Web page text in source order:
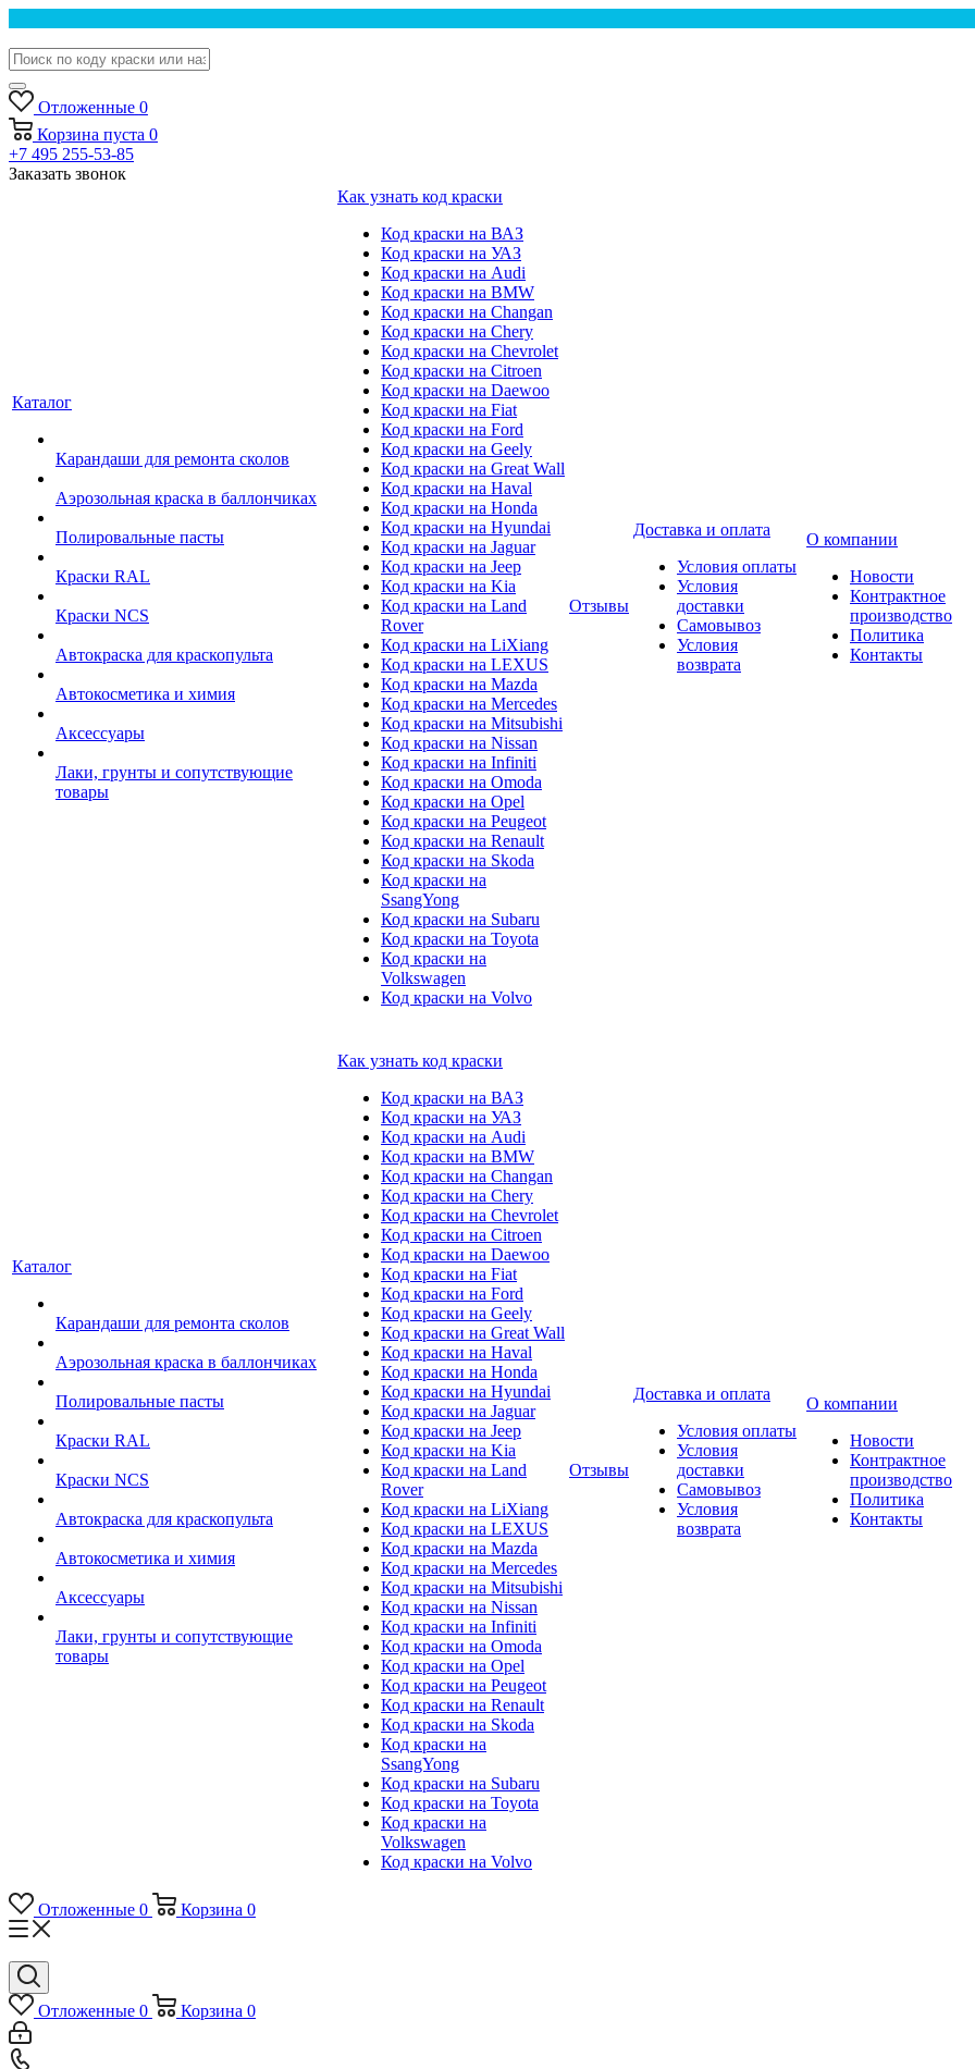
Отложенные 0
Корзина пуста 0
+7 495 255-53-85
Заказать звонок
Каталог
Карандаши для ремонта сколов
Аэрозольная краска в баллончиках
Полировальные пасты
Краски RAL
Краски NCS
Автокраска для краскопульта
Автокосметика и химия
Аксессуары
Лаки, грунты и сопутствующие
товары
Как узнать код краски
Код краски на ВАЗ
Код краски на УАЗ
Код краски на Audi
Код краски на BMW
Код краски на Changan
Код краски на Chery
Код краски на Chevrolet
Код краски на Citroen
Код краски на Daewoo
Код краски на Fiat
Код краски на Ford
Код краски на Geely
Код краски на Great Wall
Код краски на Haval
Код краски на Honda
Код краски на Hyundai
Код краски на Jaguar
Код краски на Jeep
Код краски на Kia
Код краски на Land
Rover
Код краски на LiXiang
Код краски на LEXUS
Код краски на Mazda
Код краски на Mercedes
Код краски на Mitsubishi
Код краски на Nissan
Код краски на Infiniti
Код краски на Omoda
Код краски на Opel
Код краски на Peugeot
Код краски на Renault
Код краски на Skoda
Код краски на
SsangYong
Код краски на Subaru
Код краски на Toyota
Код краски на
Volkswagen
Код краски на Volvo
Отзывы
Доставка и оплата
Условия оплаты
Условия
доставки
Самовывоз
Условия
возврата
О компании
Новости
Контрактное
производство
Политика
Контакты
Каталог
Карандаши для ремонта сколов
Аэрозольная краска в баллончиках
Полировальные пасты
Краски RAL
Краски NCS
Автокраска для краскопульта
Автокосметика и химия
Аксессуары
Лаки, грунты и сопутствующие
товары
Как узнать код краски
Код краски на ВАЗ
Код краски на УАЗ
Код краски на Audi
Код краски на BMW
Код краски на Changan
Код краски на Chery
Код краски на Chevrolet
Код краски на Citroen
Код краски на Daewoo
Код краски на Fiat
Код краски на Ford
Код краски на Geely
Код краски на Great Wall
Код краски на Haval
Код краски на Honda
Код краски на Hyundai
Код краски на Jaguar
Код краски на Jeep
Код краски на Kia
Код краски на Land
Rover
Код краски на LiXiang
Код краски на LEXUS
Код краски на Mazda
Код краски на Mercedes
Код краски на Mitsubishi
Код краски на Nissan
Код краски на Infiniti
Код краски на Omoda
Код краски на Opel
Код краски на Peugeot
Код краски на Renault
Код краски на Skoda
Код краски на
SsangYong
Код краски на Subaru
Код краски на Toyota
Код краски на
Volkswagen
Код краски на Volvo
Отзывы
Доставка и оплата
Условия оплаты
Условия
доставки
Самовывоз
Условия
возврата
О компании
Новости
Контрактное
производство
Политика
Контакты
Отложенные 0 Корзина 0
Отложенные 0 Корзина 0